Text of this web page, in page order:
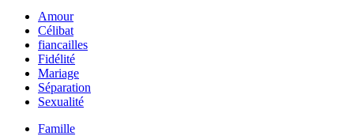
Amour
Célibat
fiancailles
Fidélité
Mariage
Séparation
Sexualité
Famille